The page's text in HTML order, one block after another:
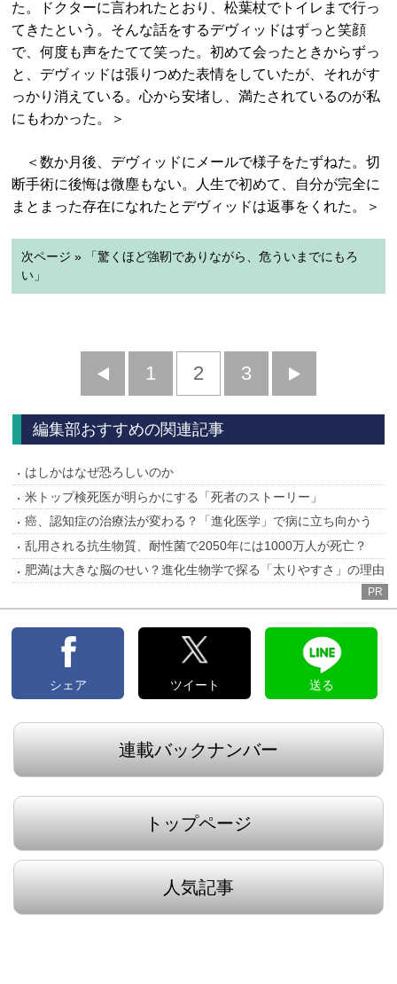
た。ドクターに言われたとおり、松葉杖でトイレまで行っ
てきたという。そんな話をするデヴィッドはずっと笑顔
で、何度も声をたてて笑った。初めて会ったときからずっ
と、デヴィッドは張りつめた表情をしていたが、それがす
っかり消えている。心から安堵し、満たされているのが私
にもわかった。＞
＜数か月後、デヴィッドにメールで様子をたずねた。切
断手術に後悔は微塵もない。人生で初めて、自分が完全に
まとまった存在になれたとデヴィッドは返事をくれた。＞
次ページ » 「驚くほど強靭でありながら、危ういまでにもろ
い」
前
へ
1 2 3
へ
編集部おすすめの関連記事
はしかはなぜ恐ろしいのか
米トップ検死医が明らかにする「死者のストーリー」
癌、認知症の治療法が変わる？「進化医学」で病に立ち向かう
乱用される抗生物質、耐性菌で2050年には1000万人が死亡？
肥満は大きな脳のせい？進化生物学で探る「太りやすさ」の理由
PR
シェア ツイート 送る
連載バックナンバー
トップページ
人気記事